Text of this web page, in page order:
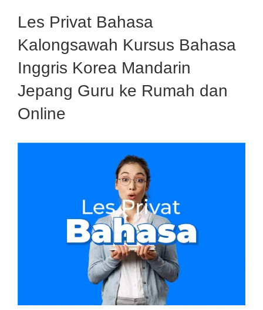
Les Privat Bahasa
Kalongsawah Kursus Bahasa
Inggris Korea Mandarin
Jepang Guru ke Rumah dan
Online